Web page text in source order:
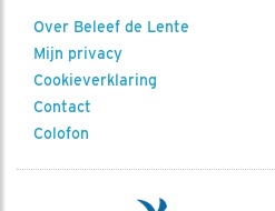
Over Beleef de Lente
Mijn privacy
Cookieverklaring
Contact
Colofon